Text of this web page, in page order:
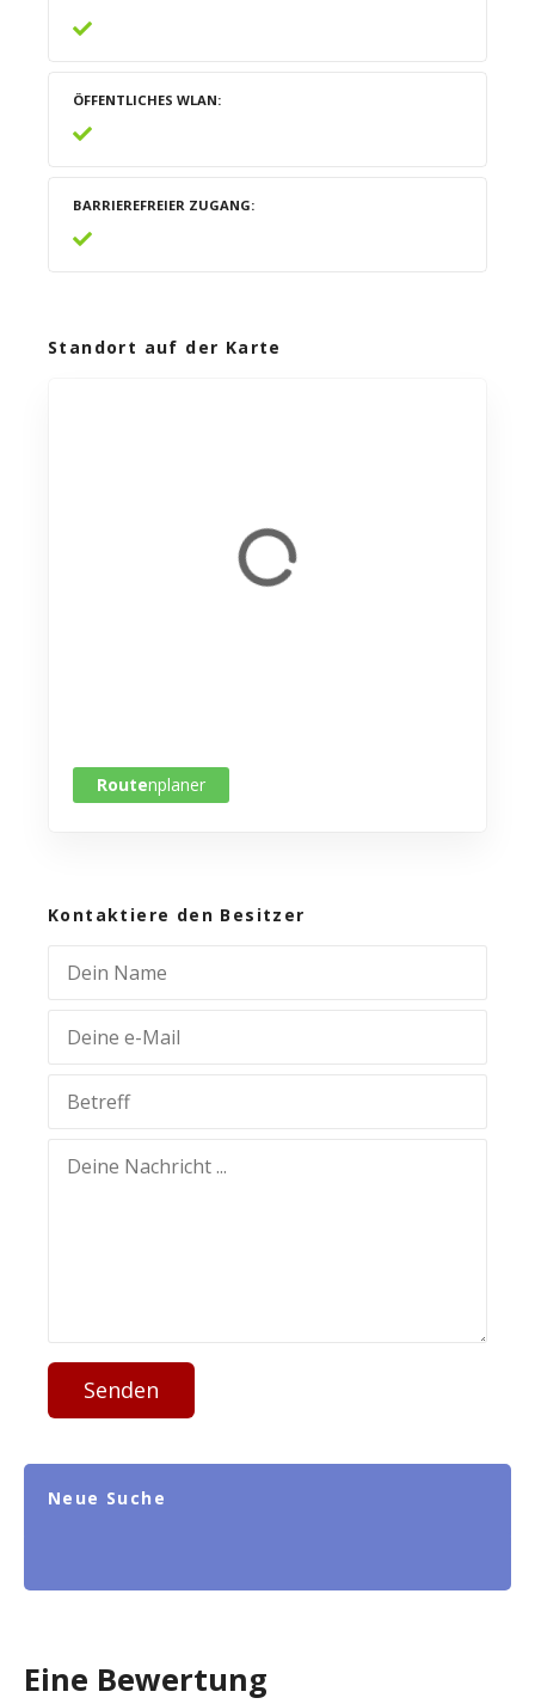
ÖFFENTLICHES WLAN
BARRIEREFREIER ZUGANG
Standort auf der Karte
Routenplaner
Kontaktiere den Besitzer
Senden
Neue Suche
Eine Bewertung